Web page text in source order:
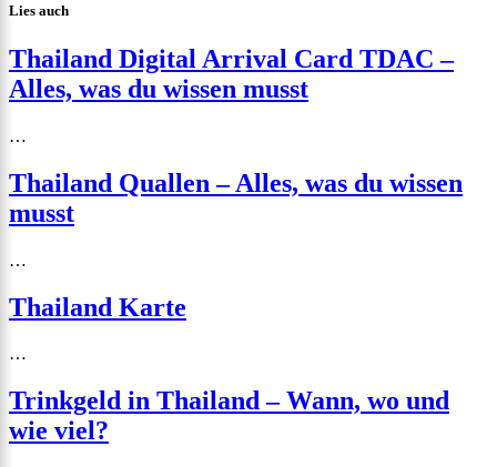
Lies auch
Thailand Digital Arrival Card TDAC –
Alles, was du wissen musst
…
Thailand Quallen – Alles, was du wissen
musst
…
Thailand Karte
…
Trinkgeld in Thailand – Wann, wo und
wie viel?